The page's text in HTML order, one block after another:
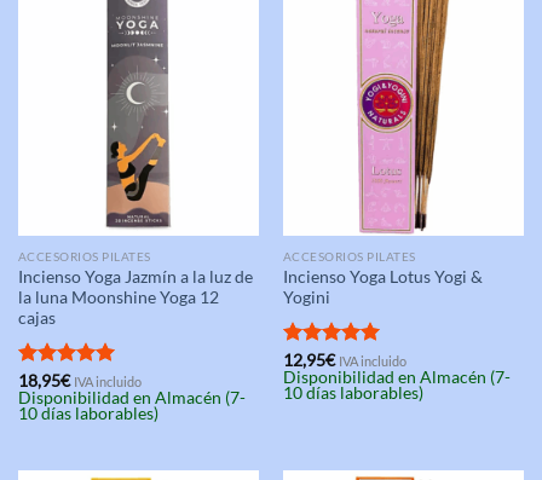
ACCESORIOS PILATES
Incienso Yoga Jazmín a la luz de
la luna Moonshine Yoga 12
cajas
Valorado
con5.00
de 5
18,95€ IVA incluido
Disponibilidad en Almacén (7-
10 días laborables)
ACCESORIOS PILATES
Incienso Yoga Lotus Yogi &
Yogini
Valorado
con5.00
de 5
12,95€ IVA incluido
Disponibilidad en Almacén (7-
10 días laborables)